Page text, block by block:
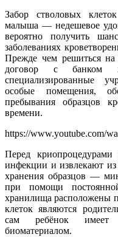
Забор стволовых
малыша — недешевое
вероятно получить
заболеваниях
Прежде чем решиться на
договор с банком
специализированные
особые помещения,
пребывания образцов
времени.
https://www.youtube.com/
Перед
инфекции и извлекают
хранения образцов —
при помощи
хранилища расположены
клеток являются
сам ребёнок имеет
биоматериалом.